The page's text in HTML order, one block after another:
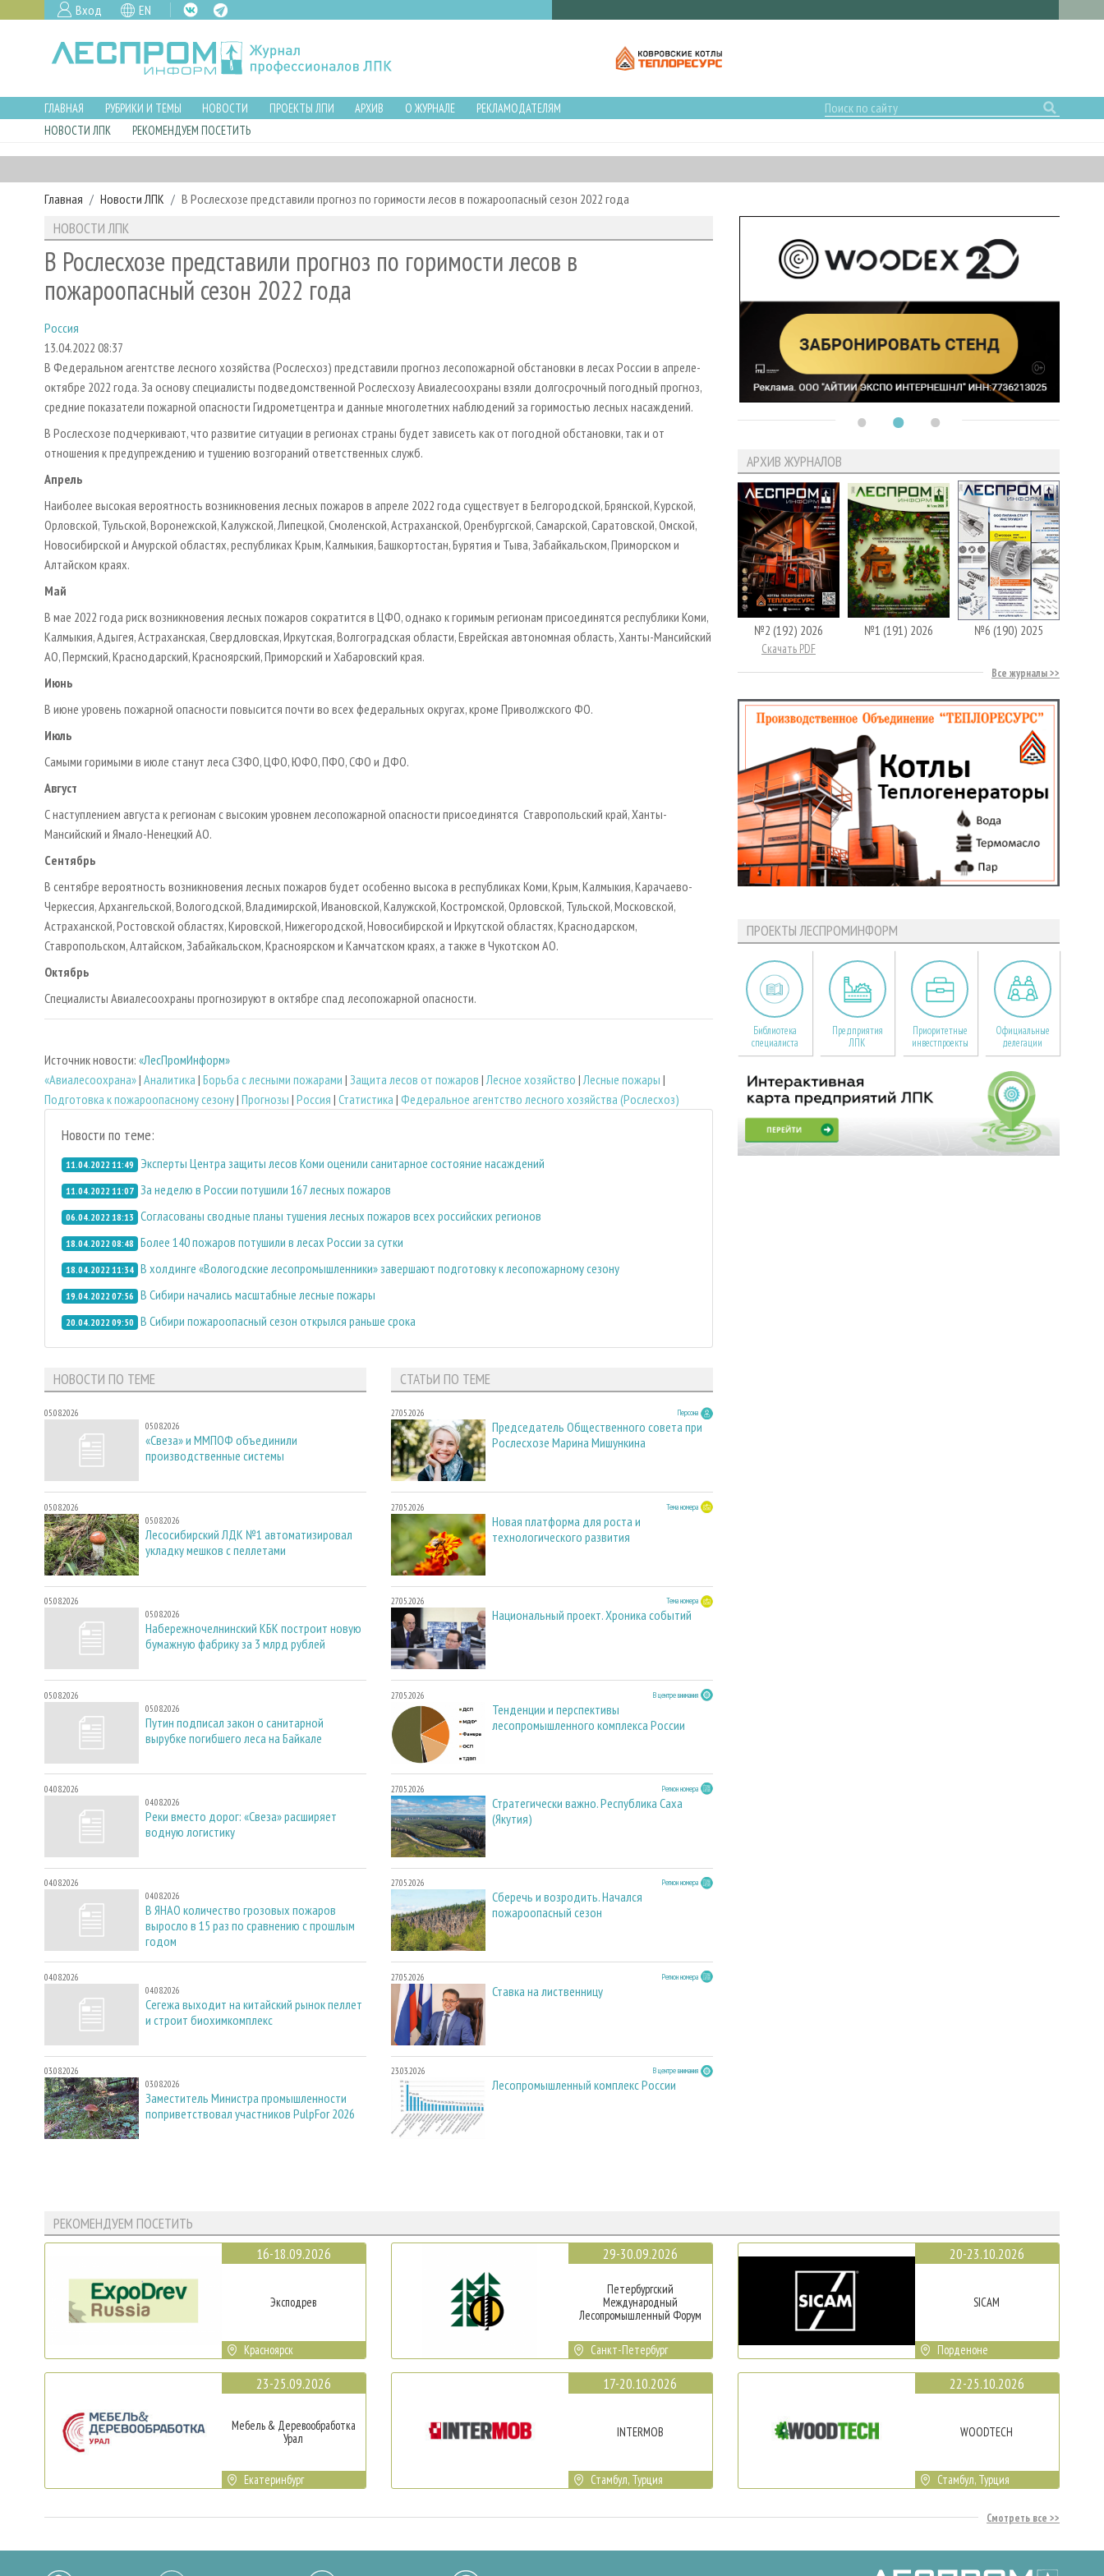
Вход EN
ГЛАВНАЯ РУБРИКИ И ТЕМЫ НОВОСТИ ПРОЕКТЫ ЛПИ АРХИВ О ЖУРНАЛЕ
РЕКЛАМОДАТЕЛЯМ
НОВОСТИ ЛПК
РЕКОМЕНДУЕМ ПОСЕТИТЬ
Главная Новости ЛПК В Рослесхозе представили прогноз по горимости лесов в пожароопасный сезон 2022 года
НОВОСТИ ЛПК
В Рослесхозе представили прогноз по горимости лесов в
пожароопасный сезон 2022 года
Россия
13.04.2022 08:37
В Федеральном агентстве лесного хозяйства (Рослесхоз) представили прогноз лесопожарной обстановки в лесах России в апреле-
октябре 2022 года. За основу специалисты подведомственной Рослесхозу Авиалесоохраны взяли долгосрочный погодный прогноз,
средние показатели пожарной опасности Гидрометцентра и данные многолетних наблюдений за горимостью лесных насаждений.
В Рослесхозе подчеркивают, что развитие ситуации в регионах страны будет зависеть как от погодной обстановки, так и от
отношения к предупреждению и тушению возгораний ответственных служб.
Апрель
Наиболее высокая вероятность возникновения лесных пожаров в апреле 2022 года существует в Белгородской, Брянской, Курской,
Орловской, Тульской, Воронежской, Калужской, Липецкой, Смоленской, Астраханской, Оренбургской, Самарской, Саратовской, Омской,
Новосибирской и Амурской областях, республиках Крым, Калмыкия, Башкортостан, Бурятия и Тыва, Забайкальском, Приморском и
Алтайском краях.
Май
В мае 2022 года риск возникновения лесных пожаров сократится в ЦФО, однако к горимым регионам присоединятся республики Коми,
Калмыкия, Адыгея, Астраханская, Свердловская, Иркутская, Волгоградская области, Еврейская автономная область, Ханты-Мансийский
АО, Пермский, Краснодарский, Красноярский, Приморский и Хабаровский края.
Июнь
В июне уровень пожарной опасности повысится почти во всех федеральных округах, кроме Приволжского ФО.
Июль
Самыми горимыми в июле станут леса СЗФО, ЦФО, ЮФО, ПФО, СФО и ДФО.
Август
С наступлением августа к регионам с высоким уровнем лесопожарной опасности присоединятся Ставропольский край, Ханты-
Мансийский и Ямало-Ненецкий АО.
Сентябрь
В сентябре вероятность возникновения лесных пожаров будет особенно высока в республиках Коми, Крым, Калмыкия, Карачаево-
Черкессия, Архангельской, Вологодской, Владимирской, Ивановской, Калужской, Костромской, Орловской, Тульской, Московской,
Астраханской, Ростовской областях, Кировской, Нижегородской, Новосибирской и Иркутской областях, Краснодарском,
Ставропольском, Алтайском, Забайкальском, Красноярском и Камчатском краях, а также в Чукотском АО.
Октябрь
Специалисты Авиалесоохраны прогнозируют в октябре спад лесопожарной опасности.
Источник новости: «ЛесПромИнформ»
«Авиалесоохрана»| Аналитика | Борьба с лесными пожарами | Защита лесов от пожаров | Лесное хозяйство | Лесные пожары |
Подготовка к пожароопасному сезону| Прогнозы | Россия | Статистика | Федеральное агентство лесного хозяйства (Рослесхоз)
Новости по теме:
11.04.2022 11:49 Эксперты Центра защиты лесов Коми оценили санитарное состояние насаждений
11.04.2022 11:07 За неделю в России потушили 167 лесных пожаров
06.04.2022 18:13 Согласованы сводные планы тушения лесных пожаров всех российских регионов
18.04.2022 08:48 Более 140 пожаров потушили в лесах России за сутки
18.04.2022 11:34 В холдинге «Вологодские лесопромышленники» завершают подготовку к лесопожарному сезону
19.04.2022 07:56 В Сибири начались масштабные лесные пожары
20.04.2022 09:50 В Сибири пожароопасный сезон открылся раньше срока
НОВОСТИ ПО ТЕМЕ
05.08.2026
05.08.2026
«Свеза» и ММПОФ объединили
производственные системы
05.08.2026
05.08.2026
Лесосибирский ЛДК №1 автоматизировал
укладку мешков с пеллетами
05.08.2026
05.08.2026
Набережночелнинский КБК построит новую
бумажную фабрику за 3 млрд рублей
05.08.2026
05.08.2026
Путин подписал закон о санитарной
вырубке погибшего леса на Байкале
04.08.2026
04.08.2026
Реки вместо дорог: «Свеза» расширяет
водную логистику
04.08.2026
04.08.2026
В ЯНАО количество грозовых пожаров
выросло в 15 раз по сравнению с прошлым
годом
04.08.2026
04.08.2026
Сегежа выходит на китайский рынок пеллет
и строит биохимкомплекс
03.08.2026
03.08.2026
Заместитель Министра промышленности
поприветствовал участников PulpFor 2026
СТАТЬИ ПО ТЕМЕ
27.05.2026 Персона
Председатель Общественного совета при
Рослесхозе Марина Мишункина
27.05.2026 Тема номера
Новая платформа для роста и
технологического развития
27.05.2026 Тема номера
Национальный проект. Хроника событий
27.05.2026 В центре внимания
Тенденции и перспективы
лесопромышленного комплекса России
27.05.2026 Регион номера
Стратегически важно. Республика Саха
(Якутия)
27.05.2026 Регион номера
Сберечь и возродить. Начался
пожароопасный сезон
27.05.2026 Регион номера
Ставка на лиственницу
23.03.2026 В центре внимания
Лесопромышленный комплекс России
АРХИВ ЖУРНАЛОВ
№2 (192) 2026
Скачать PDF
№1 (191) 2026 №6 (190) 2025
Все журналы
ПРОЕКТЫ ЛЕСПРОМИНФОРМ
Библиотека
специалиста
Предприятия
ЛПК
Приоритетные
инвестпроекты
Официальные
делегации
РЕКОМЕНДУЕМ ПОСЕТИТЬ
16-18.09.2026
Эксподрев
Красноярск
23-25.09.2026
Мебель & Деревообработка
Урал
Екатеринбург
29-30.09.2026
Петербургский
Международный
Лесопромышленный Форум
Санкт-Петербург
17-20.10.2026
INTERMOB
Стамбул, Турция
20-23.10.2026
SICAM
Порденоне
22-25.10.2026
WOODTECH
Стамбул, Турция
Смотреть все